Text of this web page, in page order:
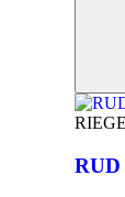
RUD